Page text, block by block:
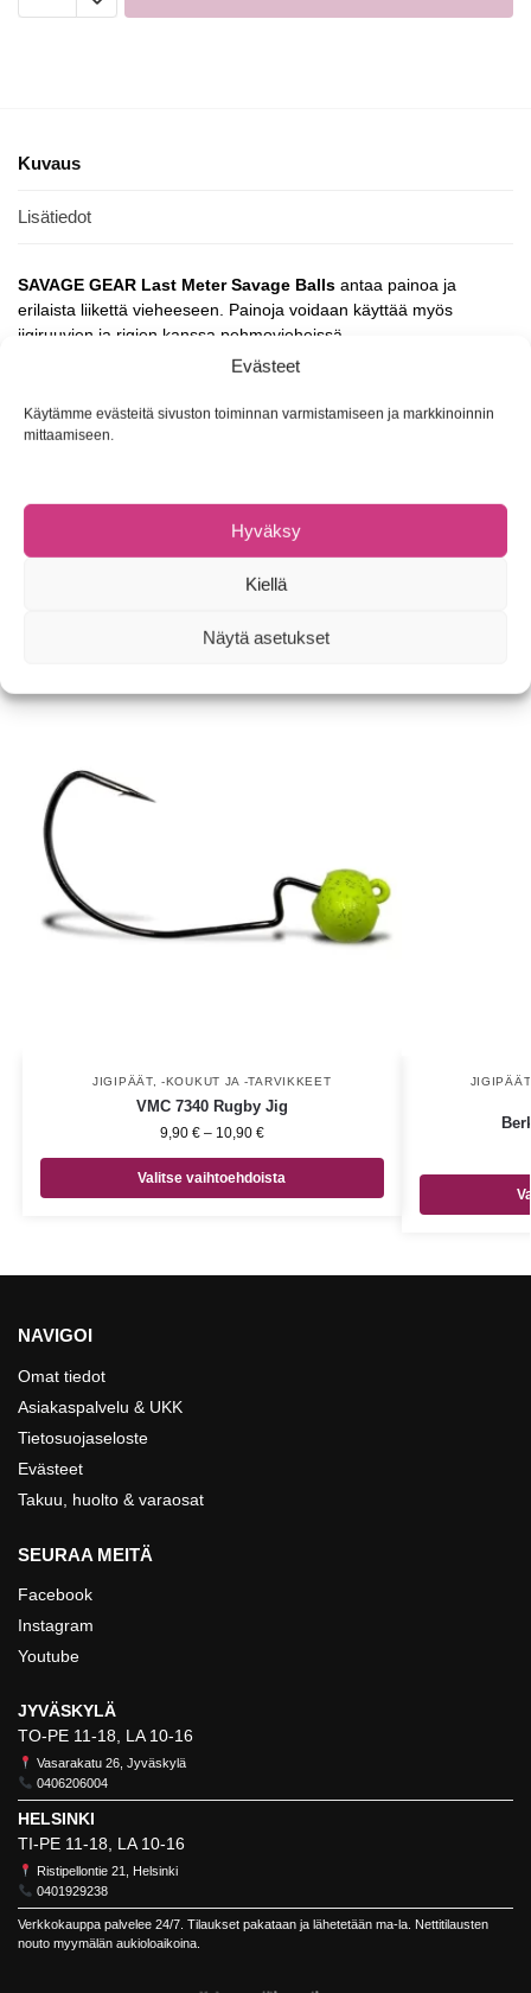
Evästeet
Käytämme evästeitä sivuston toiminnan varmistamiseen ja markkinoinnin
mittaamiseen.
Hyväksy
Kiellä
Näytä asetukset
Kuvaus
Lisätiedot
SAVAGE GEAR Last Meter Savage Balls antaa painoa ja
erilaista liikettä vieheeseen. Painoja voidaan käyttää myös
jigiruuvien ja rigien kanssa pehmovieheissä.
Tuotetunnus (SKU): Ei saatavilla/-tietoa
Jigipäät, -koukut ja -tarvikkeet
Tuotemerkki: Savage Gear
JIGIPÄÄT, -KOUKUT JA -TARVIKKEET
VMC 7340 Rugby Jig
9,90 € – 10,90 €
Valitse vaihtoehdoista
NAVIGOI
Omat tiedot
Asiakaspalvelu & UKK
Tietosuojaseloste
Evästeet
Takuu, huolto & varaosat
SEURAA MEITÄ
Facebook
Instagram
Youtube
JYVÄSKYLÄ
TO-PE 11-18, LA 10-16
Vasarakatu 26, Jyväskylä
0406206004
HELSINKI
TI-PE 11-18, LA 10-16
Ristipellontie 21, Helsinki
0401929238
Verkkokauppa palvelee 24/7. Tilaukset pakataan ja lähetetään ma-la. Nettitilausten
nouto myymälän aukioloaikoina.